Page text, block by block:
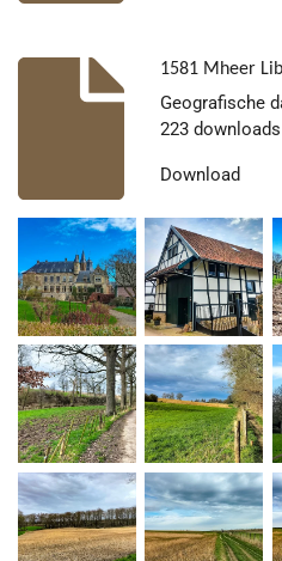
1581 Mheer
Geografische
223 downloads
Download